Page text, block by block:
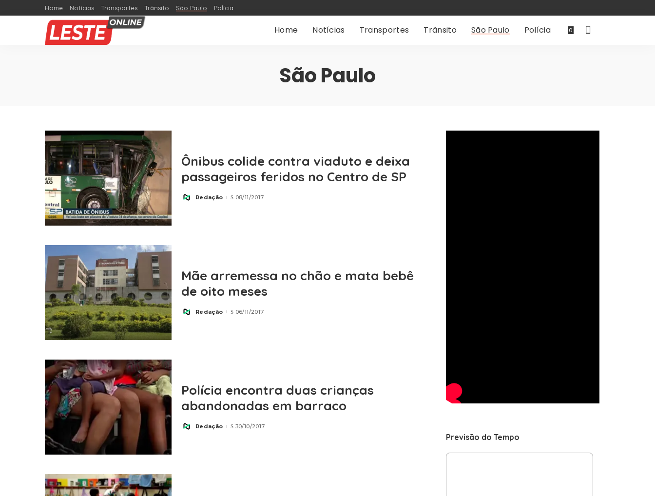
Home Notícias Transportes Trânsito São Paulo Polícia
Home Notícias Transportes Trânsito São Paulo Polícia 0
São Paulo
Ônibus colide contra viaduto e deixa
passageiros feridos no Centro de SP
PostedRedação 08/11/2017
Mãe arremessa no chão e mata bebê
de oito meses
PostedRedação 06/11/2017
Polícia encontra duas crianças
abandonadas em barraco
PostedRedação 30/10/2017
Previsão do Tempo